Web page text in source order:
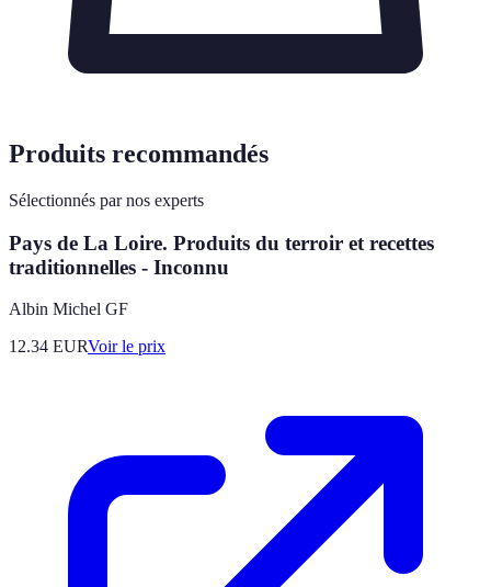
Produits recommandés
Sélectionnés par nos experts
Pays de La Loire. Produits du terroir et recettes
traditionnelles - Inconnu
Albin Michel GF
12.34 EURVoir le prix